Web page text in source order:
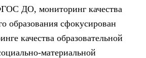
ДО, мониторинг качества
образования сфокусирован
качества образовательной
материальной